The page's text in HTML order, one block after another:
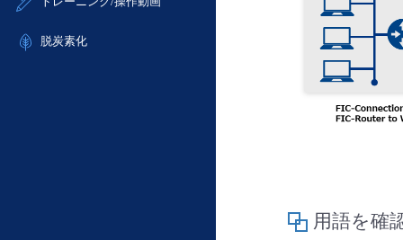
- APIリファレンス
- ITインフラストラクチャー
定期メンテナンス
脱炭素化
用語を確